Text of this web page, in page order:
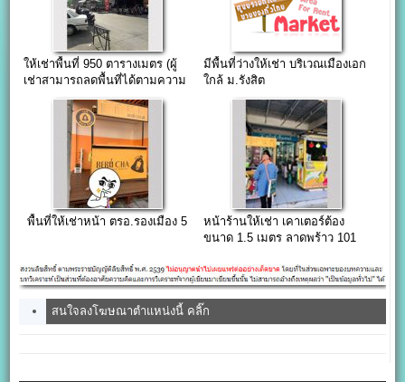
ให้เช่าพื้นที่ 950 ตารางเมตร (ผู้
เช่าสามารถลดพื้นที่ได้ตามความ
ต้องการ)
มีพื้นที่ว่างให้เช่า บริเวณเมืองเอก
ใกล้ ม.รังสิต
พื้นที่ให้เช่าหน้า ตรอ.รองเมือง 5
หน้าร้านให้เช่า เคาเตอร์ต้อง
ขนาด 1.5 เมตร ลาดพร้าว 101
สนใจลงโฆษณาตำแหน่งนี้ คลิ๊ก